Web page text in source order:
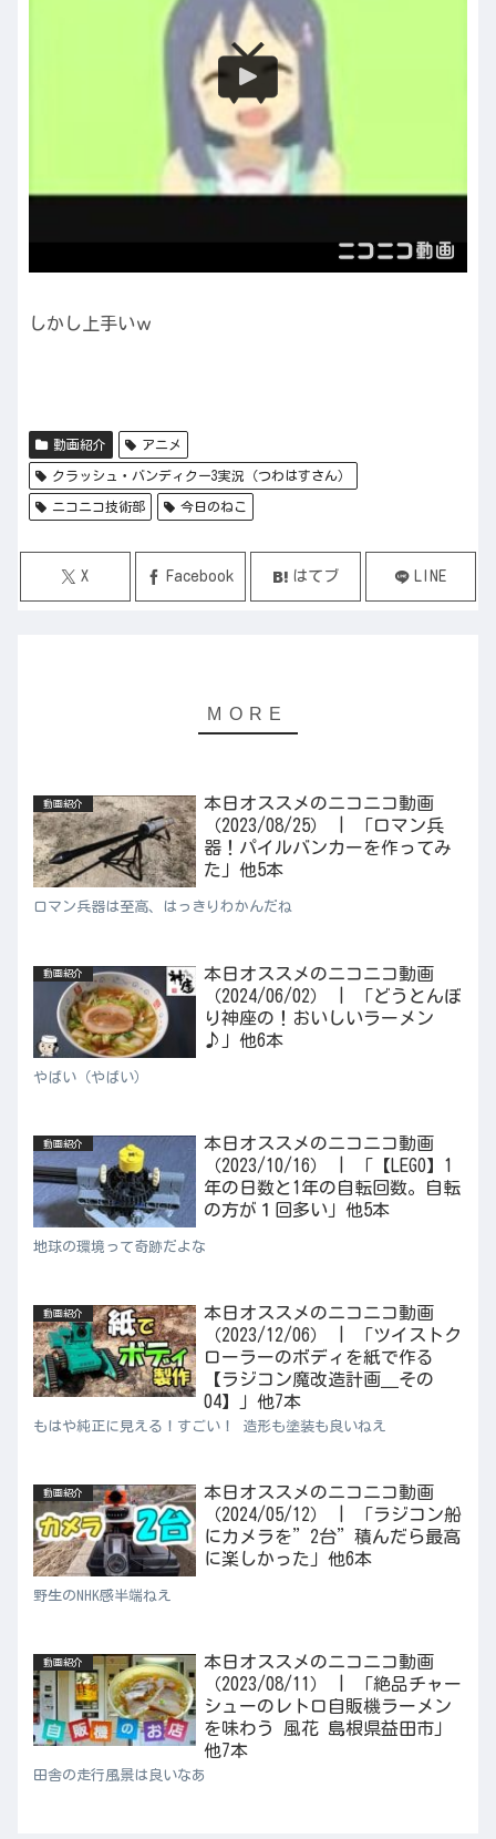
しかし上手いｗ
動画紹介 アニメ
クラッシュ・バンディクー3実況（つわはすさん）
ニコニコ技術部 今日のねこ
X Facebook はてブ LINE
動画紹介
本日オススメのニコニコ動画
（2023/08/25） | 「ロマン兵
器！パイルバンカーを作ってみ
た」他5本
ロマン兵器は至高、はっきりわかんだね
動画紹介
本日オススメのニコニコ動画
（2024/06/02） | 「どうとんぼ
り神座の！おいしいラーメン
♪」他6本
やばい（やばい）
動画紹介
本日オススメのニコニコ動画
（2023/10/16） | 「【LEGO】1
年の日数と1年の自転回数。自転
の方が１回多い」他5本
地球の環境って奇跡だよな
動画紹介
本日オススメのニコニコ動画
（2023/12/06） | 「ツイストク
ローラーのボディを紙で作る
【ラジコン魔改造計画＿その
04】」他7本
もはや純正に見える！すごい！ 造形も塗装も良いねえ
動画紹介
本日オススメのニコニコ動画
（2024/05/12） | 「ラジコン船
にカメラを”2台”積んだら最高
に楽しかった」他6本
野生のNHK感半端ねえ
動画紹介
本日オススメのニコニコ動画
（2023/08/11） | 「絶品チャー
シューのレトロ自販機ラーメン
を味わう 風花 島根県益田市」
他7本
田舎の走行風景は良いなあ